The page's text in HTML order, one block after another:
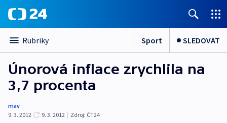
Rubriky Sport SLEDOVAT
Únorová inflace zrychlila na
3,7 procenta
mav
9. 3. 2012
9. 3. 2012 | Zdroj: ČT24